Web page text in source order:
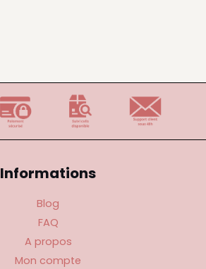
Informations
Blog
FAQ
A propos
Mon compte